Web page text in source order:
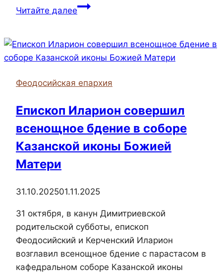
Читайте далееКерченское
епархии
организовало
питание
жителей,
оказавшихся
в
сложной
Феодосийская епархия
Епископ Иларион совершил
всенощное бдение в соборе
Казанской иконы Божией
Матери
31.10.202501.11.2025
31 октября, в канун Димитриевской
родительской субботы, епископ
Феодосийский и Керченский Иларион
возглавил всенощное бдение с парастасом в
кафедральном соборе Казанской иконы